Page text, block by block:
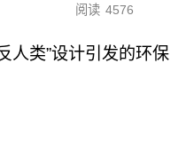
阅读 4576
人类”设计引发的环保